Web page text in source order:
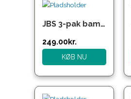
JBS 3-pak bambus boxershorts i forskellige farver – herre
oprindelige
var:
249.00kr.
aktuelle
er:
KØB NU